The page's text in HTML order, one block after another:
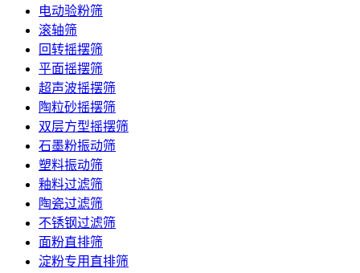
电动验粉筛
滚轴筛
回转摇摆筛
平面摇摆筛
超声波摇摆筛
陶粒砂摇摆筛
双层方型摇摆筛
石墨粉振动筛
塑料振动筛
釉料过滤筛
陶瓷过滤筛
不锈钢过滤筛
面粉直排筛
淀粉专用直排筛